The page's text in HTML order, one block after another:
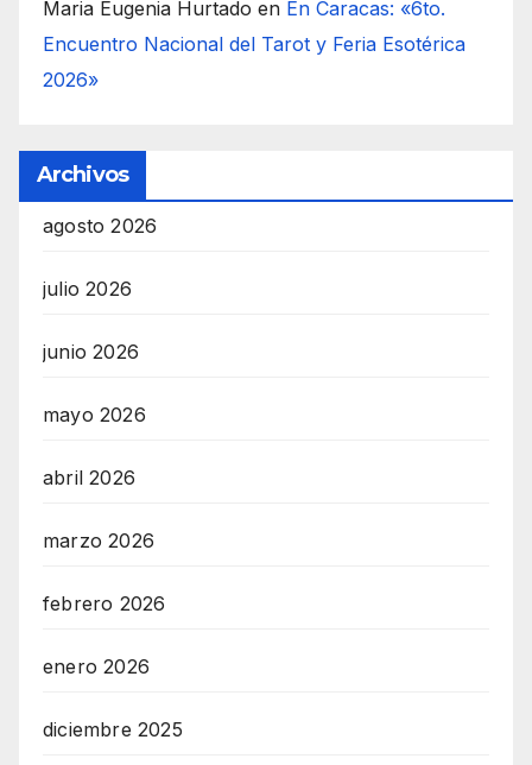
Maria Eugenia Hurtado en En Caracas: «6to.
Encuentro Nacional del Tarot y Feria Esotérica
2026»
Archivos
agosto 2026
julio 2026
junio 2026
mayo 2026
abril 2026
marzo 2026
febrero 2026
enero 2026
diciembre 2025